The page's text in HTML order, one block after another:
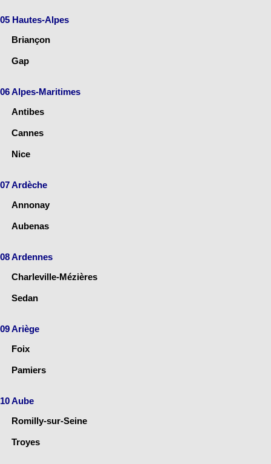
05 Hautes-Alpes
Briançon
Gap
06 Alpes-Maritimes
Antibes
Cannes
Nice
07 Ardèche
Annonay
Aubenas
08 Ardennes
Charleville-Mézières
Sedan
09 Ariège
Foix
Pamiers
10 Aube
Romilly-sur-Seine
Troyes